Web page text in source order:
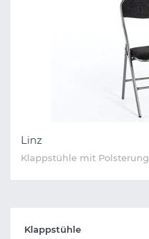
Linz
Klappstühle mit Polsterung
Klappstühle